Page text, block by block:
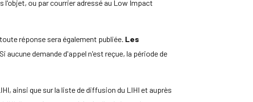
l'objet, ou par courrier adressé au Low Impact
réponse sera également publiée. Les
Si aucune demande d'appel n'est reçue, la période de
ainsi que sur la liste de diffusion du LIHI et auprès